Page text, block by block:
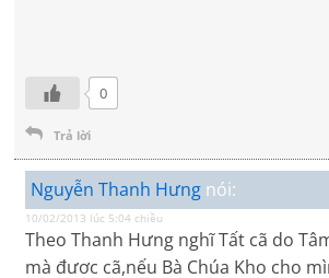
0
Trả lời
Nguyễn Thanh Hưng nói:
10/02/2013 lúc 5:04 chiều
Theo Thanh Hưng nghĩ Tất cã do
mà đươc cã,nếu Bà Chúa Kho cho